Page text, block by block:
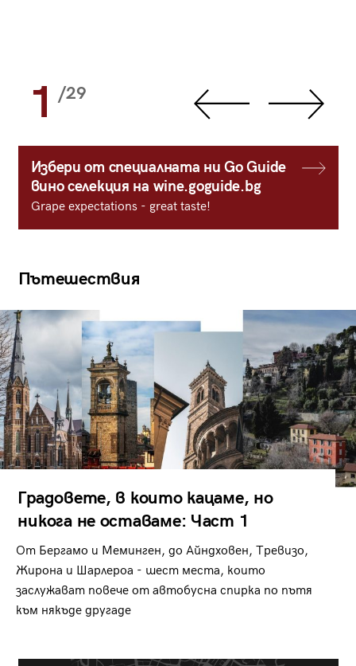
1 /29
Избери от специалната ни Go Guide
вино селекция на wine.goguide.bg
Grape expectations - great taste!
Пътешествия
Градовете, в които кацаме, но
никога не оставаме: Част 1
От Бергамо и Меминген, до Айндховен, Тревизо,
Жирона и Шарлероа - шест места, които
заслужават повече от автобусна спирка по пътя
към някъде другаде